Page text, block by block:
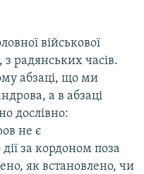
військової
радянських часів.
абзаці, що ми
а в абзаці
дослівно:
не є
за кордоном поза
як встановлено, чи